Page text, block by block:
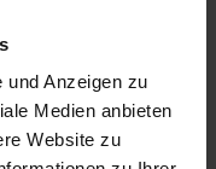
und Anzeigen zu
Medien anbieten
Website zu